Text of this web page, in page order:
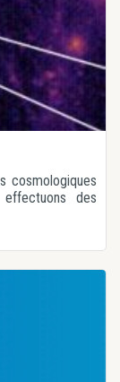
cosmologiques
des